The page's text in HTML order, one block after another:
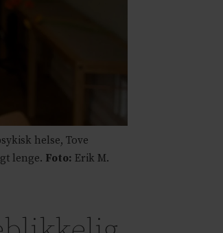
helse, Tove
lenge. Foto: Erik M.